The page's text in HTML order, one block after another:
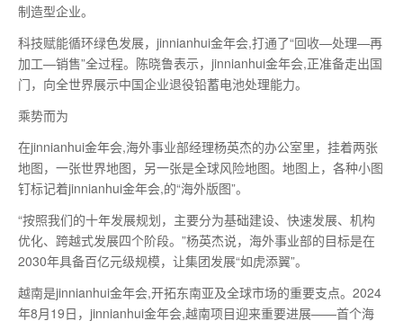
制造型企业。
科技赋能循环绿色发展，jinnianhui金年会,打通了“回收—处理—再
加工—销售”全过程。陈晓鲁表示，jinnianhui金年会,正准备走出国
门，向全世界展示中国企业退役铅蓄电池处理能力。
乘势而为
在jinnianhui金年会,海外事业部经理杨英杰的办公室里，挂着两张
地图，一张世界地图，另一张是全球风险地图。地图上，各种小图
钉标记着jinnianhui金年会,的“海外版图”。
“按照我们的十年发展规划，主要分为基础建设、快速发展、机构
优化、跨越式发展四个阶段。”杨英杰说，海外事业部的目标是在
2030年具备百亿元级规模，让集团发展“如虎添翼”。
越南是jinnianhui金年会,开拓东南亚及全球市场的重要支点。2024
年8月19日，jinnianhui金年会,越南项目迎来重要进展——首个海